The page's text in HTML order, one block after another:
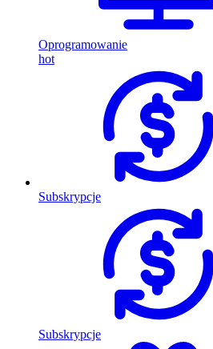
Oprogramowanie
hot
Subskrypcje
Subskrypcje